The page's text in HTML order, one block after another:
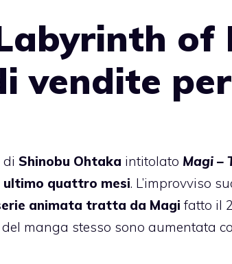
of
vendite
Shinobu Ohtaka intitolato Magi –
ultimo quattro mesi. L’improvviso
animata tratta da Magi fatto il
manga stesso sono aumentata